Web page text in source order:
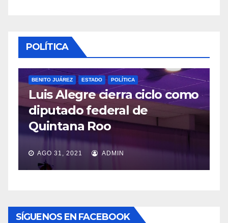
POLÍTICA
BENITO JUÁREZ ESTADO POLÍTICA
Luis Alegre cierra ciclo como
diputado federal de
Quintana Roo
AGO 31, 2021 ADMIN
SÍGUENOS EN FACEBOOK